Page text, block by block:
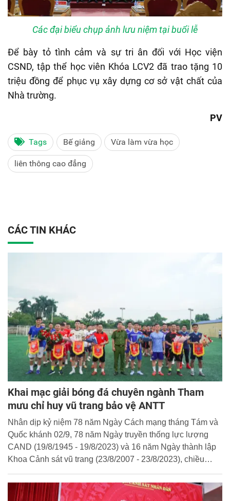
Các đại biểu chụp ảnh lưu niệm tại buổi lễ
Để bày tỏ tình cảm và sự tri ân đối với Học viện
CSND, tập thể học viên Khóa LCV2 đã trao tặng 10
triệu đồng để phục vụ xây dựng cơ sở vật chất của
Nhà trường.
PV
Tags Bế giảng Vừa làm vừa học
liên thông cao đẳng
CÁC TIN KHÁC
Khai mạc giải bóng đá chuyên ngành Tham
mưu chỉ huy vũ trang bảo vệ ANTT
Nhân dịp kỷ niệm 78 năm Ngày Cách mạng tháng Tám và
Quốc khánh 02/9, 78 năm Ngày truyền thống lực lượng
CAND (19/8/1945 - 19/8/2023) và 16 năm Ngày thành lập
Khoa Cảnh sát vũ trang (23/8/2007 - 23/8/2023), chiều
bóng đá chuyên ngành Tham mưu chỉ huy vũ trang bảo vệ
ANTT.